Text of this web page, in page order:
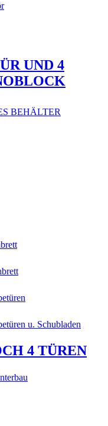
BEHÄLTER
u. Schubladen
UND 4
4 TÜREN